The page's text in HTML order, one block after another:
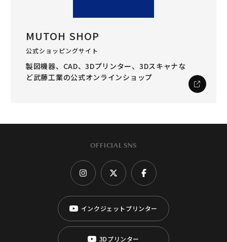
MUTOH SHOP
公式ショッピングサイト
製図機器、CAD、3Dプリンター、3Dスキャナな
ど武藤工業の公式オンラインショップ
OFFICIAL SNS
インクジェットプリンター
3Dプリンター